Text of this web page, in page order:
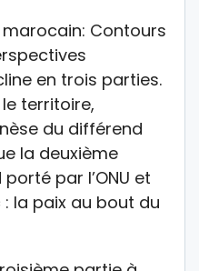
marocain: Contours
en trois parties.
territoire,
du différend
la deuxième
par l’ONU et
la paix au bout du